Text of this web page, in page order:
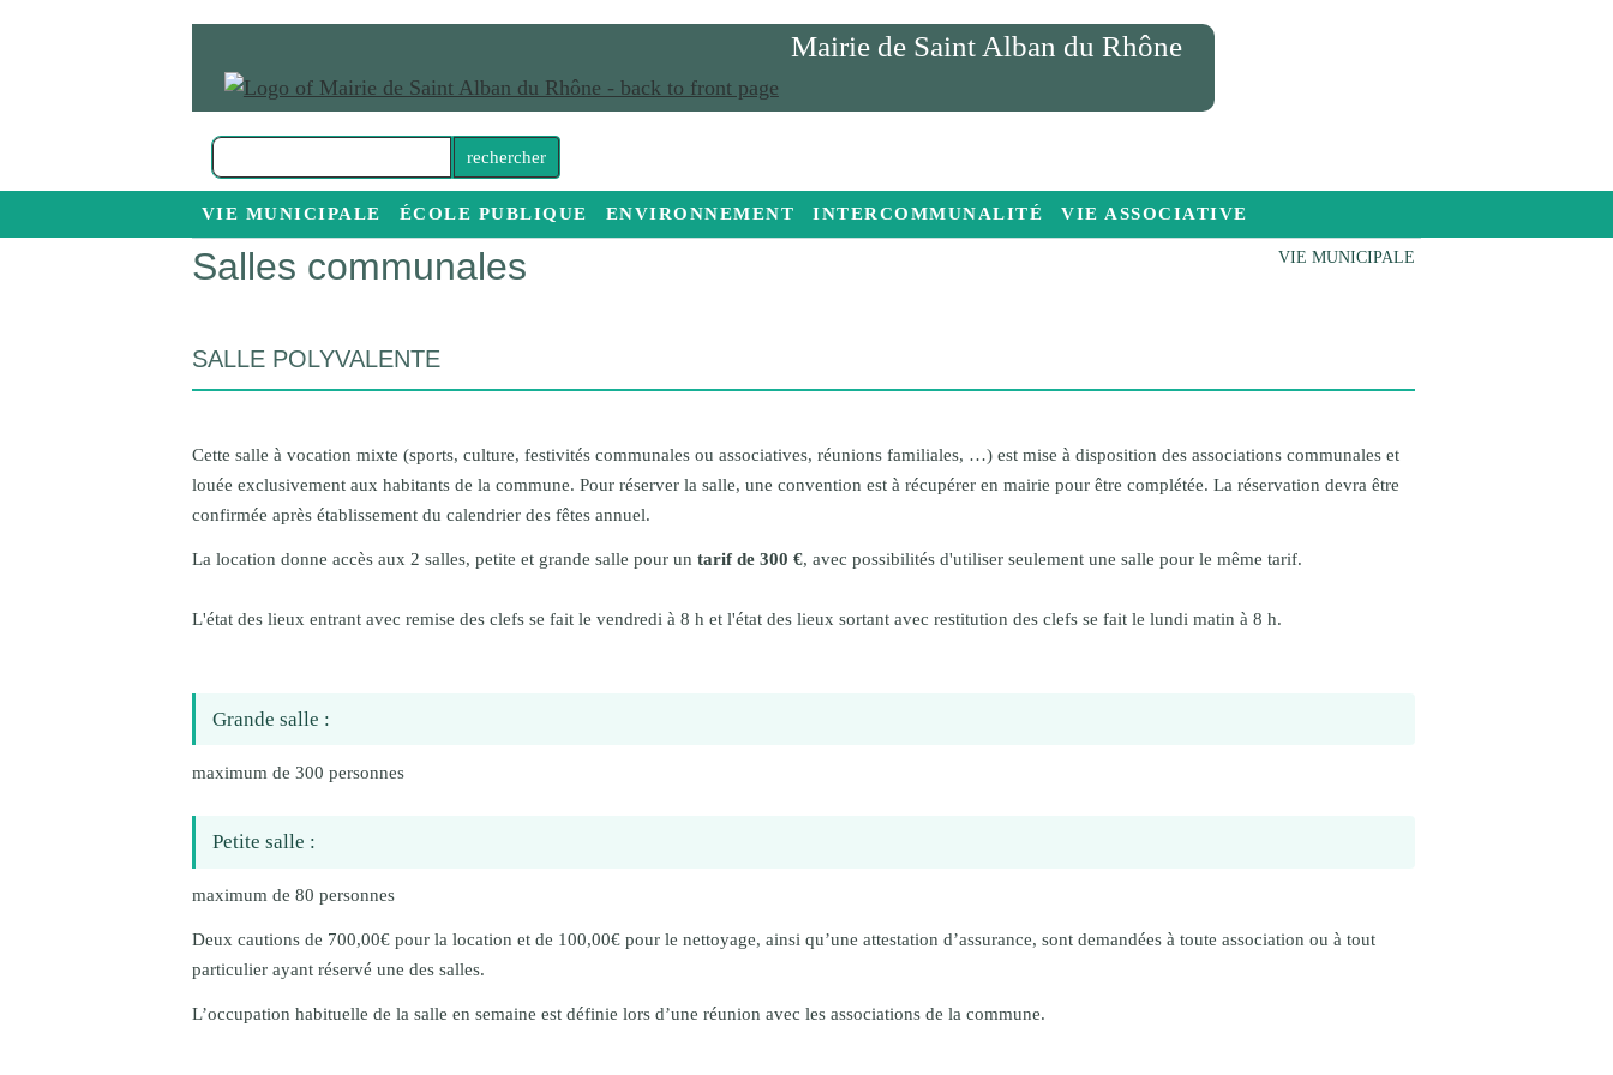
Mairie de Saint Alban du Rhône
VIE MUNICIPALE
Le conseil municipal
ÉCOLE PUBLIQUE ENVIRONNEMENT INTERCOMMUNALITÉ
Relais petite enfance
VIE ASSOCIATIVE
VIE MUNICIPALE
Salles communales
SALLE POLYVALENTE
Cette salle à vocation mixte (sports, culture, festivités communales ou associatives, réunions familiales, …) est mise à disposition des associations communales et
louée exclusivement aux habitants de la commune. Pour réserver la salle, une convention est à récupérer en mairie pour être complétée. La réservation devra être
confirmée après établissement du calendrier des fêtes annuel.
La location donne accès aux 2 salles, petite et grande salle pour un tarif de 300 €, avec possibilités d'utiliser seulement une salle pour le même tarif.
L'état des lieux entrant avec remise des clefs se fait le vendredi à 8 h et l'état des lieux sortant avec restitution des clefs se fait le lundi matin à 8 h.
Grande salle :
maximum de 300 personnes
Petite salle :
maximum de 80 personnes
Deux cautions de 700,00€ pour la location et de 100,00€ pour le nettoyage, ainsi qu’une attestation d’assurance, sont demandées à toute association ou à tout
particulier ayant réservé une des salles.
L’occupation habituelle de la salle en semaine est définie lors d’une réunion avec les associations de la commune.